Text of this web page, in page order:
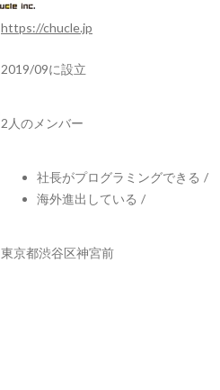
https://chucle.jp
2019/09に設立
2人のメンバー
社長がプログラミングできる /
海外進出している /
東京都渋谷区神宮前